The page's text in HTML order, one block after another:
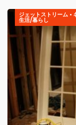
ジェットストリーム •
生活/暮らし